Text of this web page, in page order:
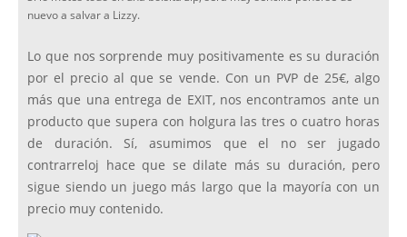
nuevo a salvar a Lizzy.
Lo que nos sorprende muy positivamente es su duración
por el precio al que se vende. Con un PVP de 25€, algo
más que una entrega de EXIT, nos encontramos ante un
producto que supera con holgura las tres o cuatro horas
de duración. Sí, asumimos que el no ser jugado
contrarreloj hace que se dilate más su duración, pero
sigue siendo un juego más largo que la mayoría con un
precio muy contenido.